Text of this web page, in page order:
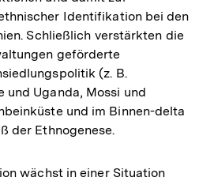
Identifikation bei den
Schließlich verstärkten die
geförderte
(z. B.
und Uganda, Mossi und
und im Binnen-delta
der Ethnogenese.
wächst in einer Situation